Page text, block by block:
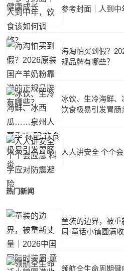
参考封面｜人到中
海淘怕买到假？
规品牌有哪些？
冰饮、生冷海鲜
饮食极易引发胃肠
人人讲安全 个个
热门新闻
童装的边界，被重
周·童话小镇圆满
领航全生命周期